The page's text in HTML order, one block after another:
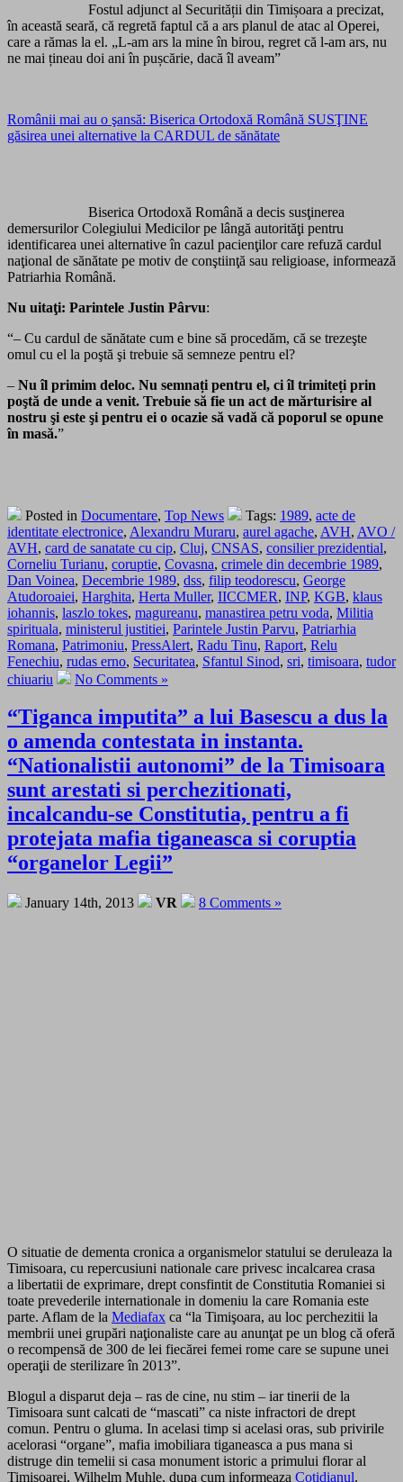
Fostul adjunct al Securității din Timișoara a precizat,
în această seară, că regretă faptul că a ars planul de atac al Operei,
care a rămas la el. „L-am ars la mine în birou, regret că l-am ars, nu
ne mai țineau doi ani în pușcărie, dacă îl aveam”
Românii mai au o şansă: Biserica Ortodoxă Română SUSŢINE
găsirea unei alternative la CARDUL de sănătate
Biserica Ortodoxă Română a decis susţinerea
demersurilor Colegiului Medicilor pe lângă autorităţi pentru
identificarea unei alternative în cazul pacienţilor care refuză cardul
naţional de sănătate pe motiv de conştiinţă sau religioase, informează
Patriarhia Română.
Nu uitaţi: Parintele Justin Pârvu:
“– Cu cardul de sănătate cum e bine să procedăm, că se trezeşte
omul cu el la poştă şi trebuie să semneze pentru el?
– Nu îl primim deloc. Nu semnați pentru el, ci îl trimiteți prin
poştă de unde a venit. Trebuie să fie un act de mărturisire al
nostru şi este şi pentru ei o ocazie să vadă că poporul se opune
în masă.”
Posted in Documentare, Top News Tags: 1989, acte de
identitate electronice, Alexandru Muraru, aurel agache, AVH, AVO /
AVH, card de sanatate cu cip, Cluj, CNSAS, consilier prezidential,
Corneliu Turianu, coruptie, Covasna, crimele din decembrie 1989,
Dan Voinea, Decembrie 1989, dss, filip teodorescu, George
Atudoroaiei, Harghita, Herta Muller, IICCMER, INP, KGB, klaus
iohannis, laszlo tokes, magureanu, manastirea petru voda, Militia
spirituala, ministerul justitiei, Parintele Justin Parvu, Patriarhia
Romana, Patrimoniu, PressAlert, Radu Tinu, Raport, Relu
Fenechiu, rudas erno, Securitatea, Sfantul Sinod, sri, timisoara, tudor
chiuariu
No Comments »
“Tiganca imputita” a lui Basescu a dus la
o amenda contestata in instanta.
“Nationalistii autonomi” de la Timisoara
sunt arestati si perchezitionati,
incalcandu-se Constitutia, pentru a fi
protejata mafia tiganeasca si coruptia
“organelor Legii”
January 14th, 2013 VR 8 Comments »
O situatie de dementa cronica a organismelor statului se deruleaza la
Timisoara, cu repercusiuni nationale care privesc incalcarea crasa
a libertatii de exprimare, drept consfintit de Constitutia Romaniei si
toate prevederile internationale in domeniu la care Romania este
parte. Aflam de la Mediafax ca “la Timişoara, au loc perchezitii la
membrii unei grupări naţionaliste care au anunţat pe un blog că oferă
o recompensă de 300 de lei fiecărei femei rome care se supune unei
operaţii de sterilizare în 2013”.
Blogul a disparut deja – ras de cine, nu stim – iar tinerii de la
Timisoara sunt calcati de “mascati” ca niste infractori de drept
comun. Pentru o gluma. In acelasi timp si acelasi oras, sub privirile
acelorasi “organe”, mafia imobiliara tiganeasca a pus mana si
distruge din temelii si casa monument istoric a primului florar al
Timisoarei, Wilhelm Muhle, dupa cum informeaza Cotidianul.